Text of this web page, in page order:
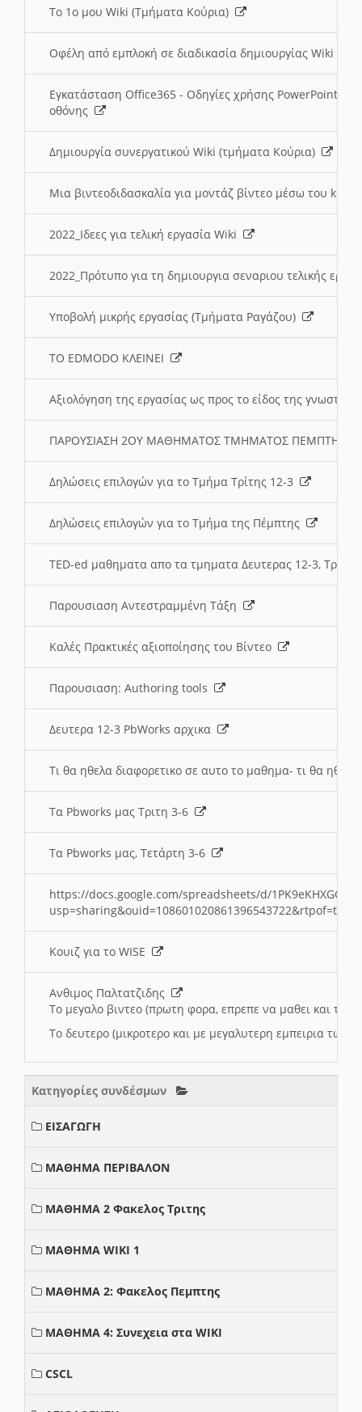
Το 1ο μου Wiki (Τμήματα Κούρια)
Οφέλη από εμπλοκή σε διαδικασία δημιουργίας Wiki
Εγκατάσταση Office365 - Οδηγίες χρήσης PowerPoint
οθόνης
Δημιουργία συνεργατικού Wiki (τμήματα Κούρια)
Μια βιντεοδιδασκαλία για μοντάζ βίντεο μέσω του
2022_Ιδεες για τελική εργασία Wiki
2022_Πρότυπο για τη δημιουργια σεναριου τελικής
Υποβολή μικρής εργασίας (Τμήματα Ραγάζου)
ΤΟ EDMODO ΚΛΕΙΝΕΙ
Αξιολόγηση της εργασίας ως προς το είδος της
ΠΑΡΟΥΣΙΑΣΗ 2ΟΥ ΜΑΘΗΜΑΤΟΣ ΤΜΗΜΑΤΟΣ
Δηλώσεις επιλογών για το Τμήμα Τρίτης 12-3
Δηλώσεις επιλογών για το Τμήμα της Πέμπτης
TED-ed μαθηματα απο τα τμηματα Δευτερας 12-3,
Παρουσιαση Αντεστραμμένη Τάξη
Καλές Πρακτικές αξιοποίησης του Βίντεο
Παρουσιαση: Authoring tools
Δευτερα 12-3 PbWorks αρχικα
Τι θα ηθελα διαφορετικο σε αυτο το μαθημα- τι θα
Τα Pbworks μας Τριτη 3-6
Τα Pbworks μας, Τετάρτη 3-6
https://docs.google.com/spreadsheets/d/
Κουιζ για το WISE
Ανθιμος Παλτατζιδης
Το μεγαλο βιντεο (πρωτη φορα, επρεπε να μαθει και το
Το δευτερο (μικροτερο και με μεγαλυτερη εμπειρια
Κατηγορίες συνδέσμων
ΕΙΣΑΓΩΓΗ
ΜΑΘΗΜΑ ΠΕΡΙΒΑΛΟΝ
ΜΑΘΗΜΑ 2 Φακελος Τριτης
ΜΑΘΗΜΑ WIKI 1
ΜΑΘΗΜΑ 2: Φακελος Πεμπτης
ΜΑΘΗΜΑ 4: Συνεχεια στα WIKI
CSCL